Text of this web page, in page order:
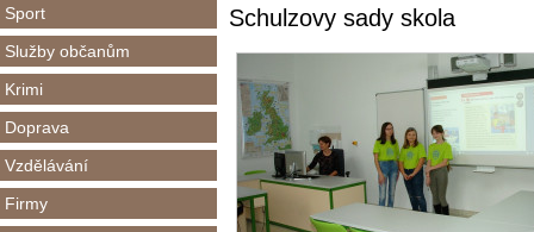
Sport
Služby občanům
Krimi
Doprava
Vzdělávání
Firmy
Schulzovy sady skola